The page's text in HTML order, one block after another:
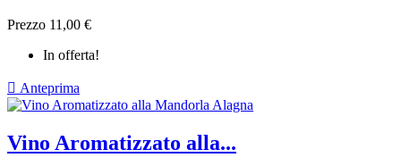
Prezzo 11,00 €
In offerta!
 Anteprima
Vino Aromatizzato alla...